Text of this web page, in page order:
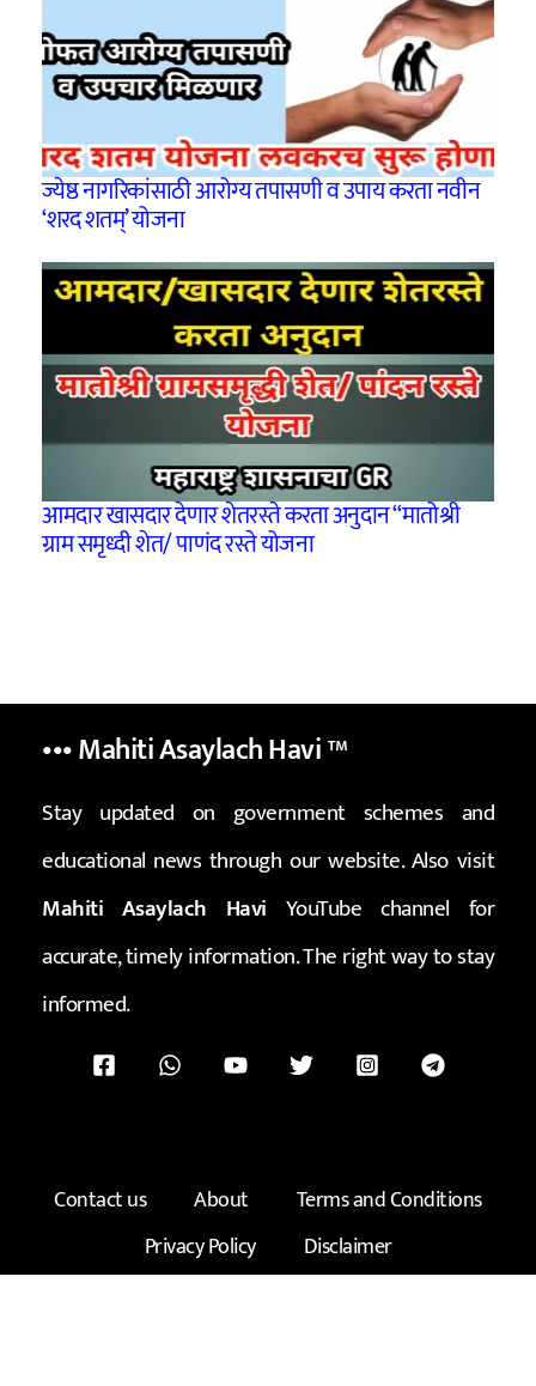
ज्येष्ठ नागरिकांसाठी आरोग्य तपासणी व उपाय करता नवीन
‘शरद शतम्’ योजना
आमदार खासदार देणार शेतरस्ते करता अनुदान “मातोश्री
ग्राम समृध्दी शेत/ पाणंद रस्ते योजना
••• Mahiti Asaylach Havi™
Stay updated on government schemes and
educational news through our website. Also visit
Mahiti Asaylach Havi YouTube channel for
accurate, timely information. The right way to stay
informed.
Contact us About
Terms and Conditions
Privacy Policy
Disclaimer